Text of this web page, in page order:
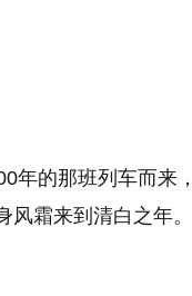
年的那班列车而来
风霜来到清白之年